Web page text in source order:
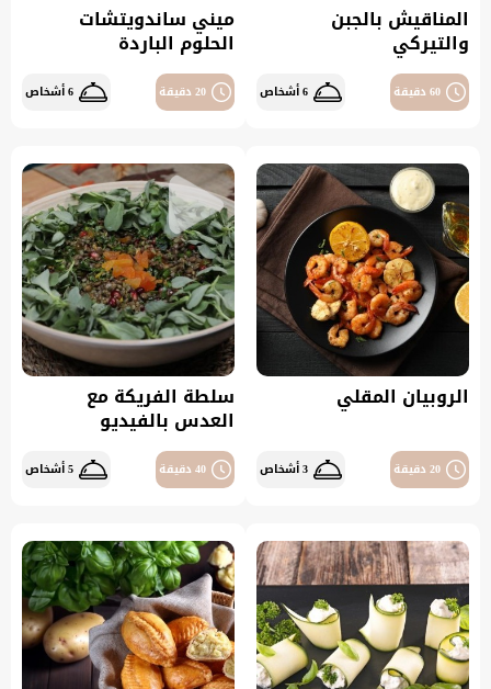
المناقيش بالجبن
والتيركي
60 دقيقة 6 أشخاص
ميني ساندويتشات
الحلوم الباردة
20 دقيقة 6 أشخاص
الروبيان المقلي
20 دقيقة 3 أشخاص
سلطة الفريكة مع
العدس بالفيديو
40 دقيقة 5 أشخاص